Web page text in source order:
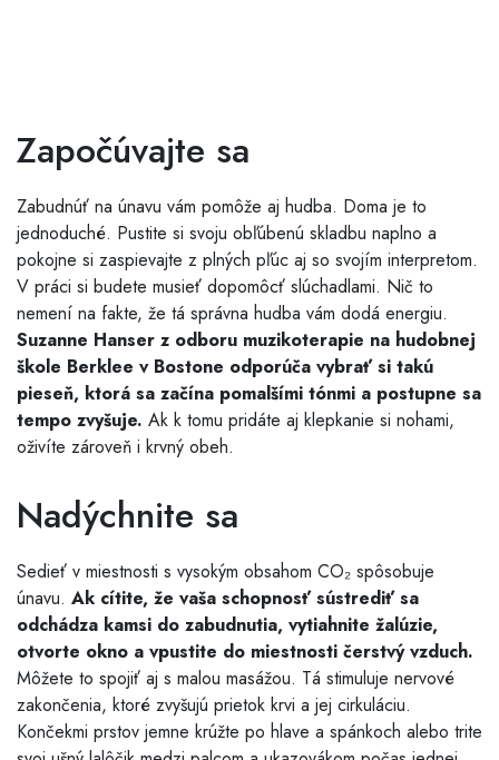
Započúvajte sa
Zabudnúť na únavu vám pomôže aj hudba. Doma je to
jednoduché. Pustite si svoju obľúbenú skladbu naplno a
pokojne si zaspievajte z plných pľúc aj so svojím interpretom.
V práci si budete musieť dopomôcť slúchadlami. Nič to
nemení na fakte, že tá správna hudba vám dodá energiu.
Suzanne Hanser z odboru muzikoterapie na hudobnej
škole Berklee v Bostone odporúča vybrať si takú
pieseň, ktorá sa začína pomalšími tónmi a postupne sa
tempo zvyšuje. Ak k tomu pridáte aj klepkanie si nohami,
oživíte zároveň i krvný obeh.
Nadýchnite sa
Sedieť v miestnosti s vysokým obsahom CO₂ spôsobuje
únavu. Ak cítite, že vaša schopnosť sústrediť sa
odchádza kamsi do zabudnutia, vytiahnite žalúzie,
otvorte okno a vpustite do miestnosti čerstvý vzduch.
Môžete to spojiť aj s malou masážou. Tá stimuluje nervové
zakončenia, ktoré zvyšujú prietok krvi a jej cirkuláciu.
Končekmi prstov jemne krúžte po hlave a spánkoch alebo trite